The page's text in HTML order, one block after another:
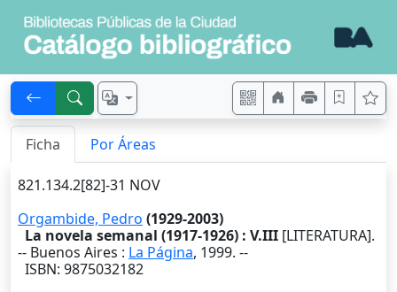
Ficha Por Áreas
821.134.2[82]-31 NOV
Orgambide, Pedro (1929-2003)
La novela semanal (1917-1926) : V.III [LITERATURA].
-- Buenos Aires : La Página, 1999. --
ISBN: 9875032182